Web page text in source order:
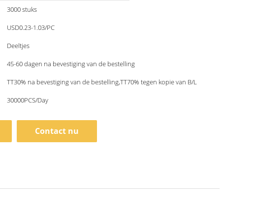
3000 stuks
USD0.23-1.03/PC
Deeltjes
45-60 dagen na bevestiging van de bestelling
TT30% na bevestiging van de bestelling,TT70% tegen kopie van B/L
30000PCS/Day
Contact nu